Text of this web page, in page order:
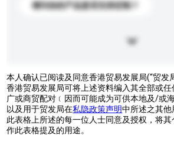
请问你的产品是否支持定制？
本人确认已阅读及同意香港贸易发展局(“贸发
香港贸易发展局可将上述资料编入其全部或
广或商贸配对﹝因而可能成为可供本地及/或
以及用于贸发局在私隐政策声明中所述之其
此表格上所述的每一位人士同意及授权，将
作此表格提及的用途。